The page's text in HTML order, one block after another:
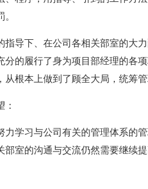
指导下、在公司各相关部室的大
分的履行了身为项目部经理的各
根本上做到了顾全大局，统筹管
力学习与公司有关的管理体系的
室的沟通与交流仍然需要继续